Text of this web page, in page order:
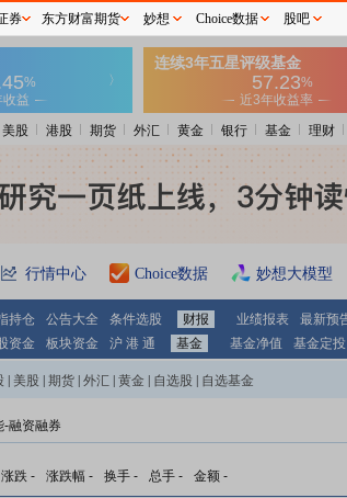
美股 港股 期货 外汇 黄金 银行 基金 理财
行情中心 Choice数据 妙想大模型
持仓 公告大全 条件选股 财报 业绩报表 最新预
资金 板块资金 沪 港 通 基金 基金净值 基金定投
美股 期货 外汇 黄金 自选股 自选基金
-融资融券
涨跌 - 涨跌幅 - 换手 - 总手 - 金额 -
券 东方财富期货 妙想 Choice数据 股吧